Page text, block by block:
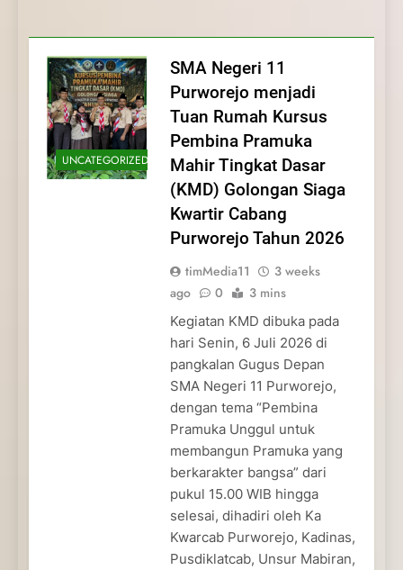
dan Pengabdian Generasi
Pramuka
Pramuka
Kepedulian
UNCATEGORIZED
SMA Negeri 11
Purworejo menjadi
Tuan Rumah Kursus
Pembina Pramuka
Mahir Tingkat Dasar
(KMD) Golongan Siaga
Kwartir Cabang
Purworejo Tahun 2026
timMedia11
3 weeks
ago
0 3 mins
Kegiatan KMD dibuka pada
hari Senin, 6 Juli 2026 di
pangkalan Gugus Depan
SMA Negeri 11 Purworejo,
dengan tema “Pembina
Pramuka Unggul untuk
membangun Pramuka yang
berkarakter bangsa” dari
pukul 15.00 WIB hingga
selesai, dihadiri oleh Ka
Kwarcab Purworejo, Kadinas,
Pusdiklatcab, Unsur Mabiran,